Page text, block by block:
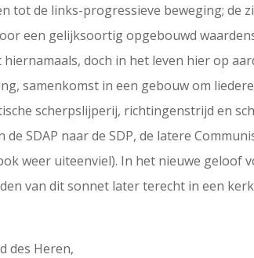
tot de links-progressieve beweging; de
een gelijksoortig opgebouwd
doch in het leven hier op
samenkomst in een gebouw om
scherpslijperij, richtingenstrijd en
SDAP naar de SDP, de latere
weer uiteenviel). In het nieuwe geloof
van dit sonnet later terecht in een
des Heren,